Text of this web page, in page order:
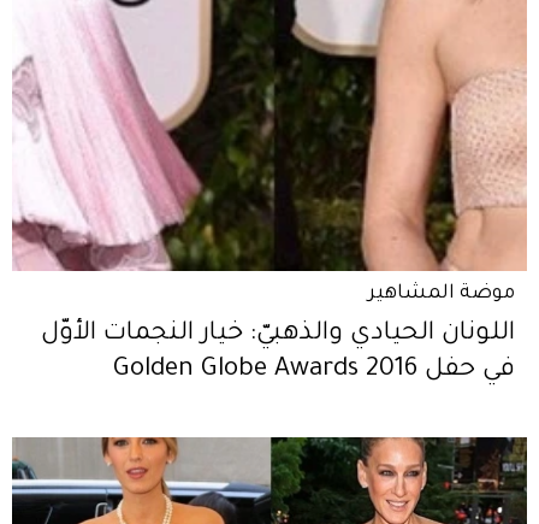
موضة المشاهير
اللونان الحيادي والذهبيّ: خيار النجمات الأوّل
في حفل Golden Globe Awards 2016